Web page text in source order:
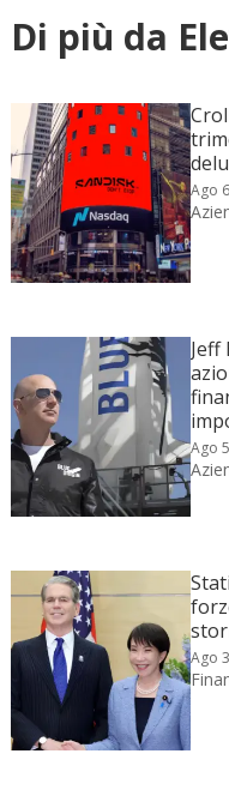
Di più da
Ago
Jeff
Ago
Ago